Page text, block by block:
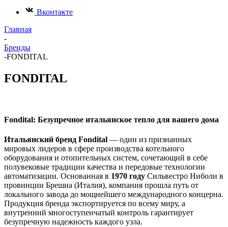
Вконтакте
Главная
-
Бренды
-FONDITAL
FONDITAL
Fondital: Безупречное итальянское тепло для вашего дома
Итальянский бренд Fondital — один из признанных
мировых лидеров в сфере производства котельного
оборудования и отопительных систем, сочетающий в себе
полувековые традиции качества и передовые технологии
автоматизации. Основанная в 1970 году Сильвестро Ниболи в
провинции Брешиа (Италия), компания прошла путь от
локального завода до мощнейшего международного концерна.
Продукция бренда экспортируется по всему миру, а
внутренний многоступенчатый контроль гарантирует
безупречную надежность каждого узла.